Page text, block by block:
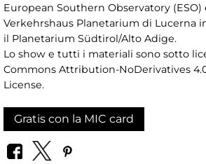
European Southern Observatory (ESO)
Verkehrshaus Planetarium di Lucerna
il Planetarium Südtirol/Alto Adige.
Lo show e tutti i materiali sono sotto
Commons Attribution-NoDerivatives
License.
Gratis con la MIC card